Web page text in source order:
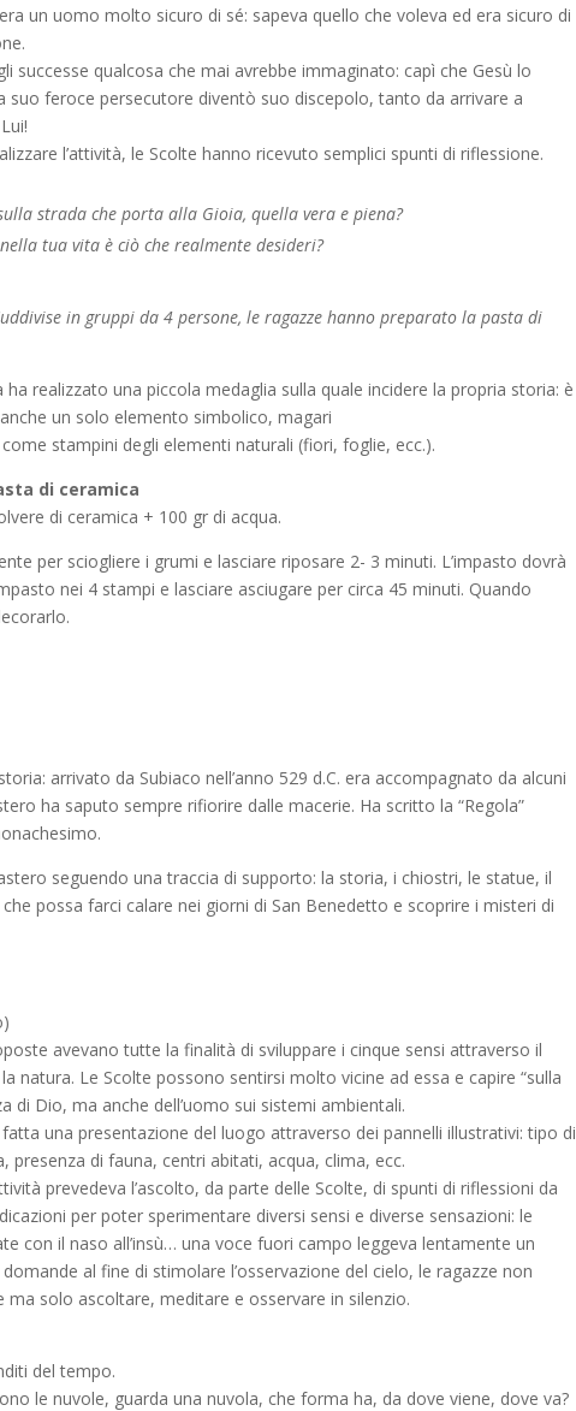
un uomo molto sicuro di sé: sapeva quello che voleva ed era sicuro di
successe qualcosa che mai avrebbe immaginato: capì che Gesù lo
suo feroce persecutore diventò suo discepolo, tanto da arrivare a
l’attività, le Scolte hanno ricevuto semplici spunti di riflessione.
strada che porta alla Gioia, quella vera e piena?
tua vita è ciò che realmente desideri?
in gruppi da 4 persone, le ragazze hanno preparato la pasta di
ha realizzato una piccola medaglia sulla quale incidere la propria storia: è
un solo elemento simbolico, magari
stampini degli elementi naturali (fiori, foglie, ecc.).
di ceramica
di ceramica + 100 gr di acqua.
per sciogliere i grumi e lasciare riposare 2- 3 minuti. L’impasto dovrà
nei 4 stampi e lasciare asciugare per circa 45 minuti. Quando
arrivato da Subiaco nell’anno 529 d.C. era accompagnato da alcuni
ha saputo sempre rifiorire dalle macerie. Ha scritto la “Regola”
seguendo una traccia di supporto: la storia, i chiostri, le statue, il
possa farci calare nei giorni di San Benedetto e scoprire i misteri di
avevano tutte la finalità di sviluppare i cinque sensi attraverso il
natura. Le Scolte possono sentirsi molto vicine ad essa e capire “sulla
di Dio, ma anche dell’uomo sui sistemi ambientali.
una presentazione del luogo attraverso dei pannelli illustrativi: tipo di
presenza di fauna, centri abitati, acqua, clima, ecc.
prevedeva l’ascolto, da parte delle Scolte, di spunti di riflessioni da
per poter sperimentare diversi sensi e diverse sensazioni: le
con il naso all’insù… una voce fuori campo leggeva lentamente un
al fine di stimolare l’osservazione del cielo, le ragazze non
ma solo ascoltare, meditare e osservare in silenzio.
del tempo.
le nuvole, guarda una nuvola, che forma ha, da dove viene, dove va?